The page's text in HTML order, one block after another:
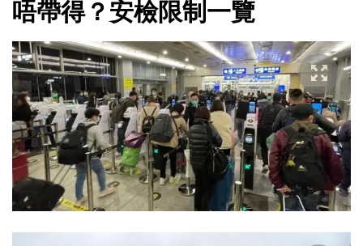
唔帶得？安檢限制一覽